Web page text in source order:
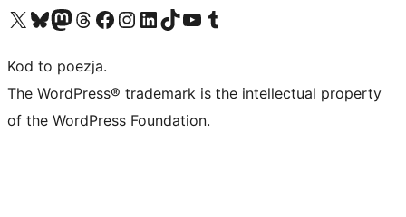
Odwiedź nasze konto X (dawniej Twitter)
Odwiedź nasze konto Bluesky
Odwiedź nasze konto na Mastodoncie
Odwiedź naszego Threadsa
Odwiedź naszego Facebooka
Odwiedź nasze konto na Instagramie
Odwiedź nasze konto na LinkedIn
Odwiedź naszego TikToka
Odwiedź nasz kanał YouTube
Odwiedź naszego Tumblra
Kod to poezja.
The WordPress® trademark is the intellectual property
of the WordPress Foundation.